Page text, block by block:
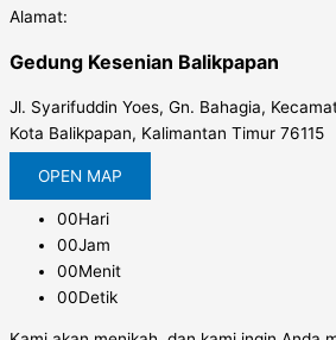
Alamat:
Gedung Kesenian Balikpapan
Jl. Syarifuddin Yoes, Gn. Bahagia,
Kota Balikpapan, Kalimantan Timur 76115
OPEN MAP
00Hari
00Jam
00Menit
00Detik